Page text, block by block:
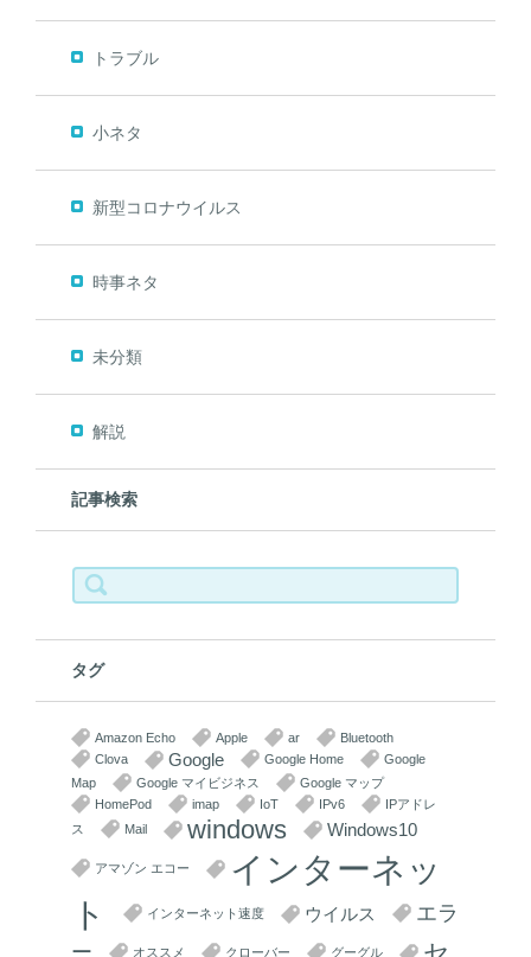
トラブル
小ネタ
新型コロナウイルス
時事ネタ
未分類
解説
記事検索
検
索:
タグ
Amazon Echo Apple ar
Bluetooth
Clova
Google Google Home
Google
Map
Google マイビジネス
Google マップ
HomePod
imap IoT IPv6
IPアドレ
ス
Mail windows Windows10
アマゾン エコー
インターネッ
ト
インターネット速度 ウイルス
エラ
オススメ クローバー グーグル